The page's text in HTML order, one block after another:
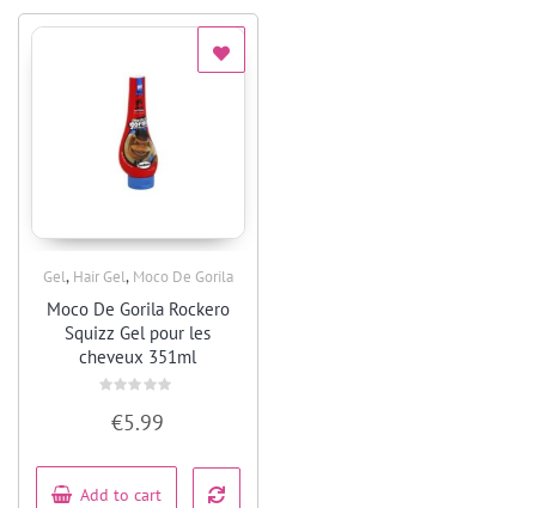
Gel, Hair Gel, Moco De Gorila
Moco De Gorila Rockero
Squizz Gel pour les
cheveux 351ml
out
5
€5.99
Add to cart